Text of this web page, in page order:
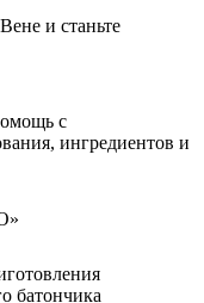
и станьте
с
ингредиентов и
батончика